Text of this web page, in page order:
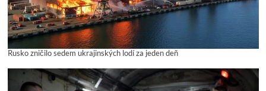
Rusko zničilo sedem ukrajinských lodí za jeden deň